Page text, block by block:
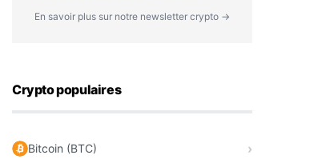
En savoir plus sur notre newsletter crypto →
Crypto populaires
Bitcoin (BTC)